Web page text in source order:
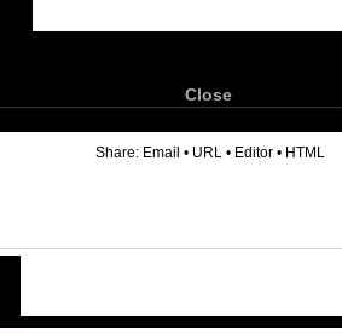
Close
Share: Email • URL • Editor • HTML